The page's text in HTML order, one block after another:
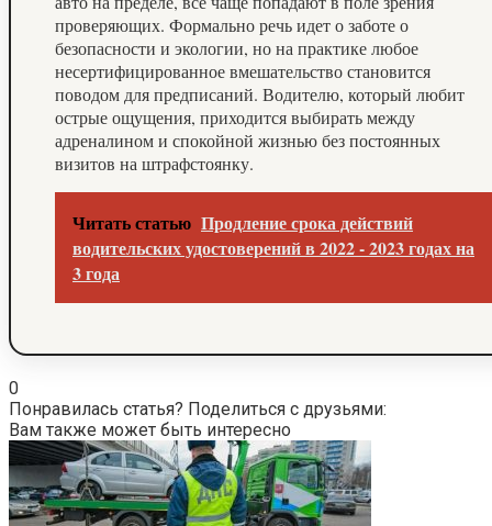
проверяющих. Формально речь идет о заботе о
безопасности и экологии, но на практике любое
несертифицированное вмешательство становится
поводом для предписаний. Водителю, который любит
острые ощущения, приходится выбирать между
адреналином и спокойной жизнью без постоянных
визитов на штрафстоянку.
Читать статью Продление срока действий
водительских удостоверений в 2022 - 2023 годах на
3 года
0
Понравилась статья? Поделиться с друзьями:
Вам также может быть интересно